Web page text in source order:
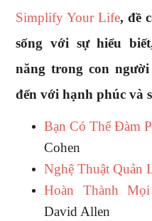
Simplify Your Life, đề
sống với sự hiểu
năng trong con
đến với hạnh phúc và
Bạn Có Thể Đàm
Cohen
Nghệ Thuật Quản
Hoàn Thành
David Allen